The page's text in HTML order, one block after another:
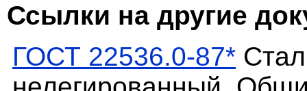
Ссылки на другие
ГОСТ 22536.0-87*